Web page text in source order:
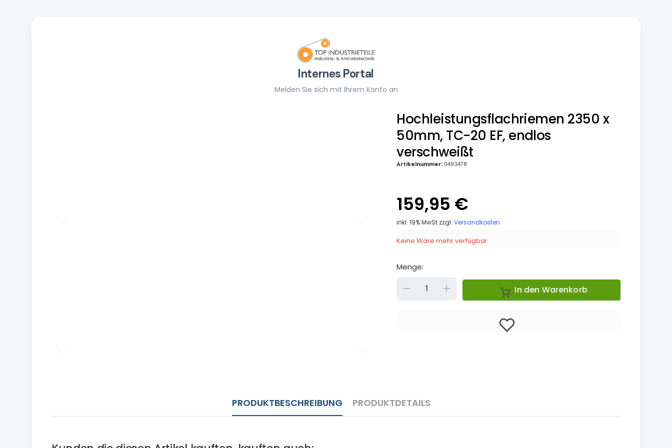
Internes Portal
Melden Sie sich mit Ihrem Konto an
Hochleistungsflachriemen 2350 x
50mm, TC-20 EF, endlos
verschweißt
Artikelnummer: 0493478
159,95 €
inkl. 19% MwSt zzgl.Versandkosten
Keine Ware mehr verfügbar
Menge:
Down In den Warenkorb
PRODUKTBESCHREIBUNG PRODUKTDETAILS